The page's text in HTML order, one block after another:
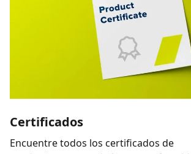
Certificados
Encuentre todos los certificados de